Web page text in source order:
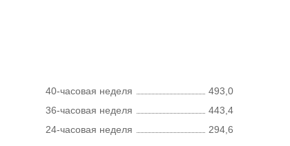
40-часовая неделя
493,0
36-часовая неделя
443,4
24-часовая неделя
294,6